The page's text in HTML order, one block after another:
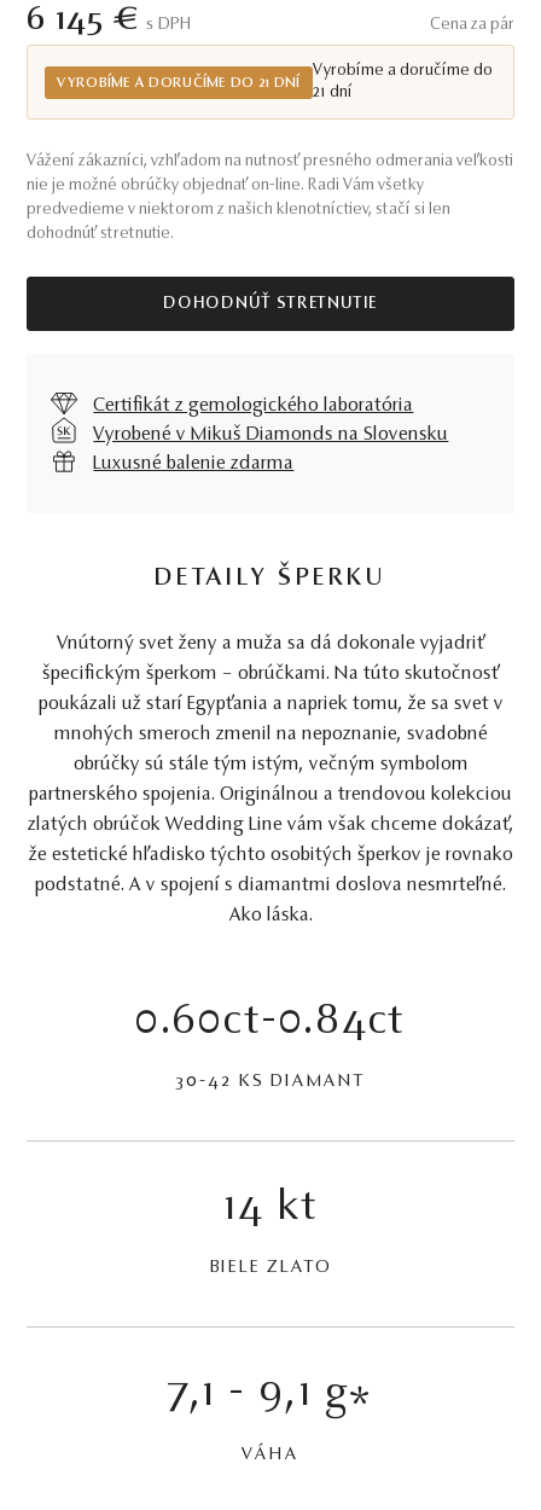
6 145 € S DPH Cena za pár
VYROBÍME A DORUČÍME DO 21 DNÍ
Vyrobíme a doručíme do
21 dní
Vážení zákazníci, vzhľadom na nutnosť presného odmerania veľkosti
nie je možné obrúčky objednať on-line. Radi Vám všetky
predvedieme v niektorom z našich klenotníctiev, stačí si len
dohodnúť stretnutie.
DOHODNÚŤ STRETNUTIE
Certifikát z gemologického laboratória
Vyrobené v Mikuš Diamonds na Slovensku
Luxusné balenie zdarma
DETAILY ŠPERKU
Vnútorný svet ženy a muža sa dá dokonale vyjadriť
špecifickým šperkom – obrúčkami. Na túto skutočnosť
poukázali už starí Egypťania a napriek tomu, že sa svet v
mnohých smeroch zmenil na nepoznanie, svadobné
obrúčky sú stále tým istým, večným symbolom
partnerského spojenia. Originálnou a trendovou kolekciou
zlatých obrúčok Wedding Line vám však chceme dokázať,
že estetické hľadisko týchto osobitých šperkov je rovnako
podstatné. A v spojení s diamantmi doslova nesmrteľné.
Ako láska.
0.60ct-0.84ct
30-42 KS DIAMANT
14 kt
BIELE ZLATO
7,1 - 9,1 g*
VÁHA